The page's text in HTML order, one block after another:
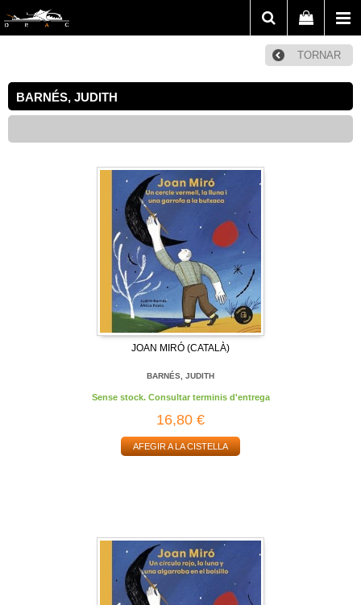
TORNAR
BARNÉS, JUDITH
JOAN MIRÓ (CATALÀ)
BARNÉS, JUDITH
Sense stock. Consultar terminis d'entrega
16,80 €
AFEGIR A LA CISTELLA